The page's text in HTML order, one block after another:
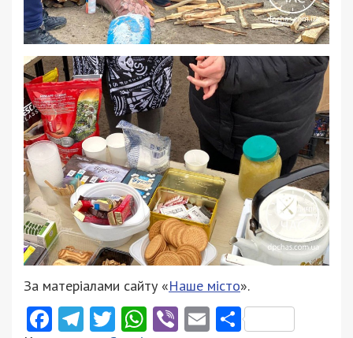
За матеріалами сайту «Наше місто».
Facebook
Telegram
Twitter
WhatsApp
ViberEmail